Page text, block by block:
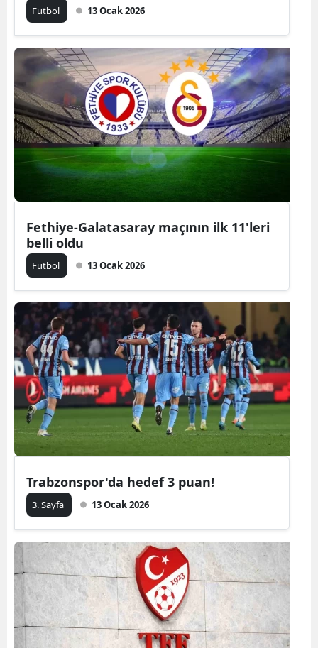
Futbol 13 Ocak 2026
Fethiye-Galatasaray maçının ilk 11'leri
belli oldu
Futbol 13 Ocak 2026
Trabzonspor'da hedef 3 puan!
3. Sayfa 13 Ocak 2026